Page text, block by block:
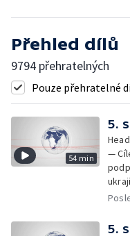
Přehled dílů
9794 přehratelných
Pouze přehratelné
54 min
5.
—
5.